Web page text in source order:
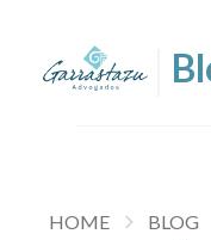
HOME BLOG